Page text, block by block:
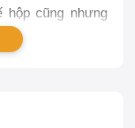
hộp cũng nhưng
bài viết này,
kinh nghiệm